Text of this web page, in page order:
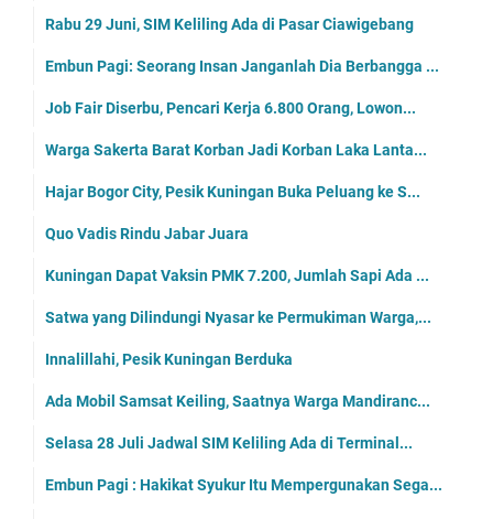
Rabu 29 Juni, SIM Keliling Ada di Pasar Ciawigebang
Embun Pagi: Seorang Insan Janganlah Dia Berbangga ...
Job Fair Diserbu, Pencari Kerja 6.800 Orang, Lowon...
Warga Sakerta Barat Korban Jadi Korban Laka Lanta...
Hajar Bogor City, Pesik Kuningan Buka Peluang ke S...
Quo Vadis Rindu Jabar Juara
Kuningan Dapat Vaksin PMK 7.200, Jumlah Sapi Ada ...
Satwa yang Dilindungi Nyasar ke Permukiman Warga,...
Innalillahi, Pesik Kuningan Berduka
Ada Mobil Samsat Keiling, Saatnya Warga Mandiranc...
Selasa 28 Juli Jadwal SIM Keliling Ada di Terminal...
Embun Pagi : Hakikat Syukur Itu Mempergunakan Sega...